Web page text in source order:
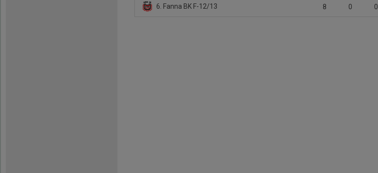
6. Fanna BK F-12/13 8 0 0